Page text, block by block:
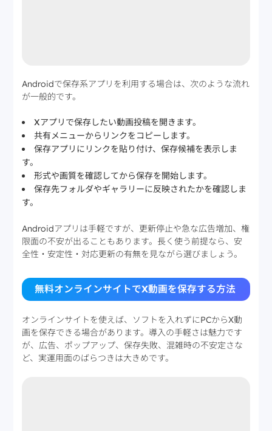
Androidで保存系アプリを利用する場合は、次のような流れ
が一般的です。
Xアプリで保存したい動画投稿を開きます。
共有メニューからリンクをコピーします。
保存アプリにリンクを貼り付け、保存候補を表示しま
す。
形式や画質を確認してから保存を開始します。
保存先フォルダやギャラリーに反映されたかを確認しま
す。
Androidアプリは手軽ですが、更新停止や急な広告増加、権
限面の不安が出ることもあります。長く使う前提なら、安
全性・安定性・対応更新の有無を見ながら選びましょう。
無料オンラインサイトでX動画を保存する方法
オンラインサイトを使えば、ソフトを入れずにPCからX動
画を保存できる場合があります。導入の手軽さは魅力です
が、広告、ポップアップ、保存失敗、混雑時の不安定さな
ど、実運用面のばらつきは大きめです。